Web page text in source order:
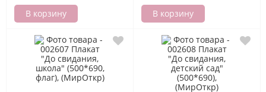
В корзину В корзину